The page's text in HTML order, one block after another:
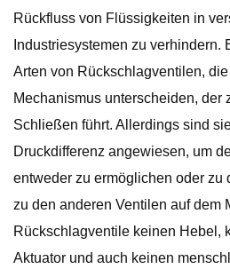
Rückfluss von Flüssigkeiten in
Industriesystemen zu verhindern.
Arten von Rückschlagventilen,
Mechanismus unterscheiden, der
Schließen führt. Allerdings sind
Druckdifferenz angewiesen, um
entweder zu ermöglichen oder zu
zu den anderen Ventilen auf dem
Rückschlagventile keinen Hebel,
Aktuator und auch keinen